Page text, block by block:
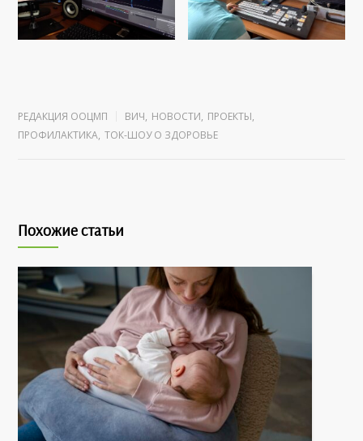
РЕДАКЦИЯ ООЦМП ВИЧ, НОВОСТИ, ПРОЕКТЫ,
ПРОФИЛАКТИКА, ТОК-ШОУ О ЗДОРОВЬЕ
Похожие статьи